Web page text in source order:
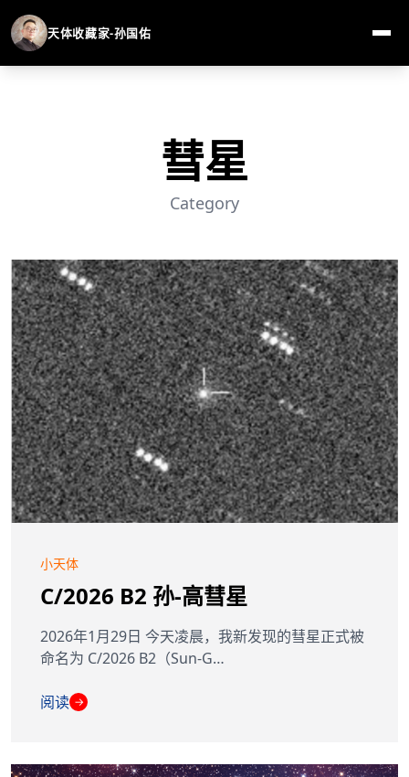
天体收藏家-孙国佑
彗星
Category
小天体
C/2026 B2 孙-高彗星
2026年1月29日 今天凌晨，我新发现的彗星正式被
命名为 C/2026 B2（Sun-G…
阅读 →